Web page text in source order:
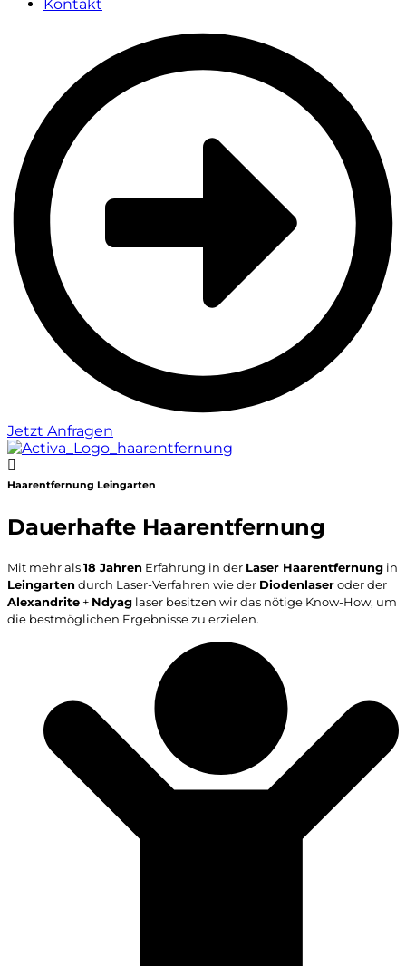
Kontakt
Jetzt Anfragen
Haarentfernung Leingarten
Dauerhafte Haarentfernung
Mit mehr als18 Jahren Erfahrung in der Laser Haarentfernung in
Leingartendurch Laser-Verfahren wie der Diodenlaseroder der
Alexandrite + Ndyag laser besitzen wir das nötige Know-How, um
die bestmöglichen Ergebnisse zu erzielen.